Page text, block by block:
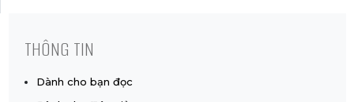
THÔNG TIN
Dành cho bạn đọc